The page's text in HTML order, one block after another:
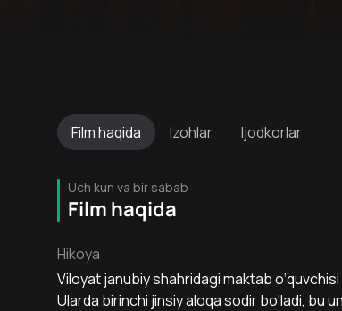
Filmhaqida Izohlar Ijodkorlar
Uch kun va bir sabab
Film haqida
Hikoya
Viloyat janubiy shahridagi maktab
Ularda birinchi jinsiy aloqa sodir bo‘ladi, bu